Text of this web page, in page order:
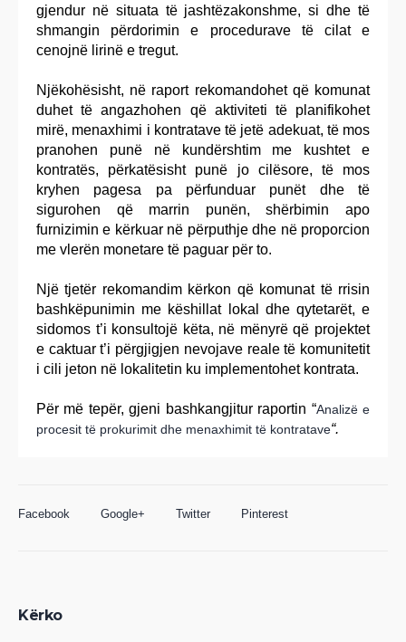
gjendur në situata të jashtëzakonshme, si dhe të
shmangin përdorimin e procedurave të cilat e
cenojnë lirinë e tregut.
Njëkohësisht, në raport rekomandohet që komunat
duhet të angazhohen që aktiviteti të planifikohet
mirë, menaxhimi i kontratave të jetë adekuat, të mos
pranohen punë në kundërshtim me kushtet e
kontratës, përkatësisht punë jo cilësore, të mos
kryhen pagesa pa përfunduar punët dhe të
sigurohen që marrin punën, shërbimin apo
furnizimin e kërkuar në përputhje dhe në proporcion
me vlerën monetare të paguar për to.
Një tjetër rekomandim kërkon që komunat të rrisin
bashkëpunimin me këshillat lokal dhe qytetarët, e
sidomos t’i konsultojë këta, në mënyrë që projektet
e caktuar t’i përgjigjen nevojave reale të komunitetit
i cili jeton në lokalitetin ku implementohet kontrata.
Për më tepër, gjeni bashkangjitur raportin “Analizë e
procesit të prokurimit dhe menaxhimit të kontratave“.
Facebook Google+ Twitter Pinterest
Kërko